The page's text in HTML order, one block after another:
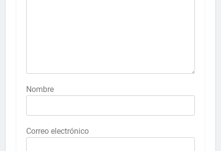
Nombre
Correo electrónico